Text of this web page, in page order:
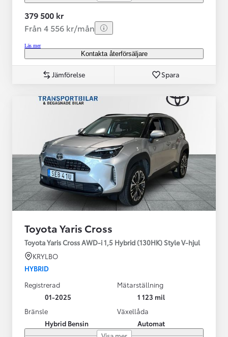
379 500 kr
Från 4 556 kr/mån
Läs mer
Kontakta återförsäljare
Jämförelse Spara
Toyota Yaris Cross
Toyota Yaris Cross AWD-i 1,5 Hybrid (130HK) Style V-hjul
KRYLBO
HYBRID
Registrerad
01-2025
Mätarställning
1 123 mil
Bränsle
Hybrid Bensin
Växellåda
Automat